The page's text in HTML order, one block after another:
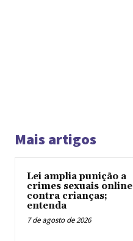
Mais artigos
Lei amplia punição a
crimes sexuais online
contra crianças;
entenda
7 de agosto de 2026